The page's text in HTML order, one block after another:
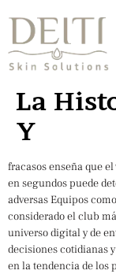
La
Y
fracasos enseña que
en segundos puede
adversas Equipos
considerado el club
universo digital y de
decisiones cotidianas
en la tendencia de los